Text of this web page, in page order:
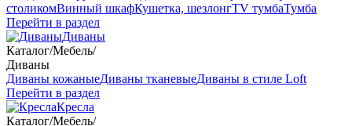
столикомВинный шкафКушетка, шезлонгTV тумбаТумба
Перейти в раздел
Диваны
Каталог/Мебель/
Диваны
Диваны кожаныеДиваны тканевыеДиваны в стиле Loft
Перейти в раздел
Кресла
Каталог/Мебель/